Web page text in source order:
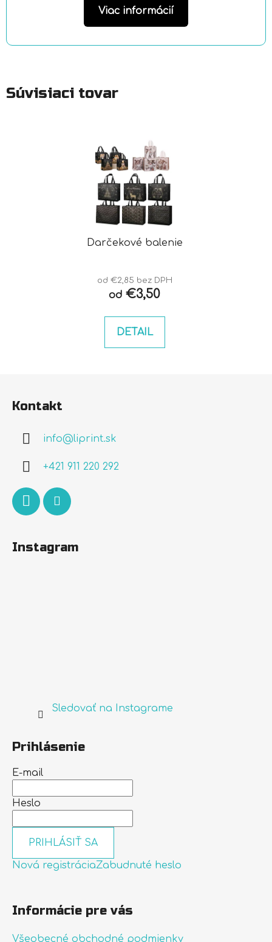
Viac informácií
Súvisiaci tovar
Darčekové balenie
od €2,85 bez DPH
od €3,50
DETAIL
Kontakt
info@liprint.sk
+421 911 220 292
Instagram
Sledovať na Instagrame
Prihlásenie
E-mail
Heslo
PRIHLÁSIŤ SA
Nová registráciaZabudnuté heslo
Informácie pre vás
Všeobecné obchodné podmienky